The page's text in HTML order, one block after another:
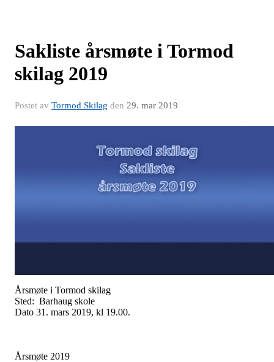
Sakliste årsmøte i Tormod
skilag 2019
Postet av Tormod Skilag den 29. mar 2019
Årsmøte i Tormod skilag
Sted: Barhaug skole
Dato 31. mars 2019, kl 19.00.
Årsmøte 2019